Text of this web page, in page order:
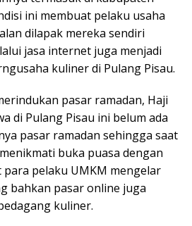
ini membuat pelaku usaha
dilapak mereka sendiri
jasa internet juga menjadi
kuliner di Pulang Pisau.
pasar ramadan, Haji
di Pulang Pisau ini belum ada
pasar ramadan sehingga saat
buka puasa dengan
para pelaku UMKM mengelar
bahkan pasar online juga
kuliner.